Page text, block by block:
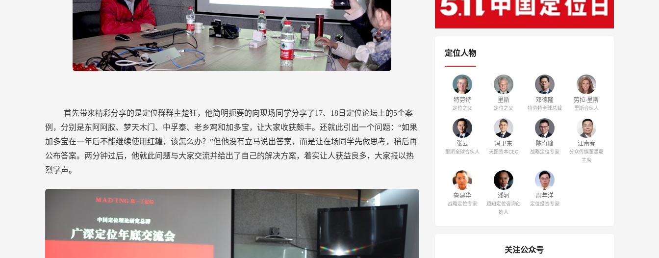
首先带来精彩分享的是定位群群主楚狂，他简明扼要的向现场同学分享了17、18日定位论坛上的5个案
例，分别是东阿阿胶、梦天木门、中孚泰、老乡鸡和加多宝，让大家收获颇丰。还就此引出一个问题：“如果
加多宝在一年后不能继续使用红罐，该怎么办？”但他没有立马说出答案，而是让在场同学先做思考，稍后再
公布答案。两分钟过后，他就此问题与大家交流并给出了自己的解决方案，着实让人获益良多，大家报以热
烈掌声。
定位人物
特劳特
定位之父
里斯
定位之父
邓德隆
特劳特全球总裁
劳拉·里斯
里斯合伙人
张云
里斯全球合伙人
冯卫东
天图资本CEO
陈奇峰
战略定位专家
江南春
分众传媒董事局
主席
鲁建华
战略定位专家
潘轲
顺知定位咨询创
始人
周年洋
定位投资专家
关注公众号